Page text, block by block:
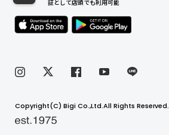
証として店頭でも利用可能
Copyright(C) Bigi Co.,Ltd.All Rights Reserved.